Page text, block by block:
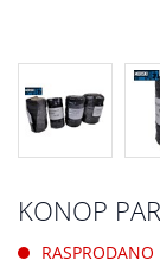
KONOP
RASPRODANO